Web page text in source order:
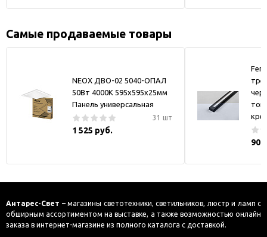
Самые продаваемые товары
NEOX ДВО-02 5040-ОПАЛ
50Вт 4000К 595х595х25мм
Панель универсальная
31 шт
1 525 руб.
Антарес-Свет – магазины светотехники, светильников, люстр и ламп с
обширным ассортиментом на выставке, а также возможностью онлайн
заказа в интернет-магазине из полного каталога с доставкой.